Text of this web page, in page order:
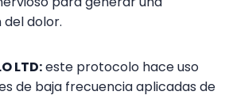
del dolor.
LTD:este protocolo hace uso
de baja frecuencia aplicadas de